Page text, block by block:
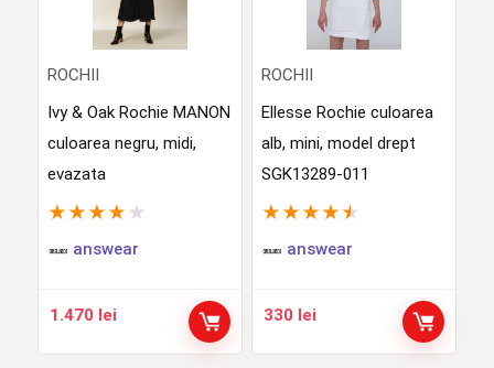
ROCHII
Ivy & Oak Rochie MANON
culoarea negru, midi,
evazata
★ ★ ★ ★ ★
answear
1.470 lei
ROCHII
Ellesse Rochie culoarea
alb, mini, model drept
SGK13289-011
★ ★ ★ ★ ★
answear
330 lei